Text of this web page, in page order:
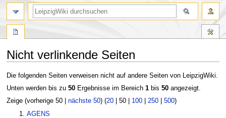
Nicht verlinkende Seiten
Zur
Navigation
Zur
Suche
Die folgenden Seiten verweisen nicht auf andere Seiten von LeipzigWiki.
Unten werden bis zu 50Ergebnisse im Bereich 1bis 50angezeigt.
Zeige (vorherige 50| nächste 50) (20| 50| 100| 250| 500)
AGENS